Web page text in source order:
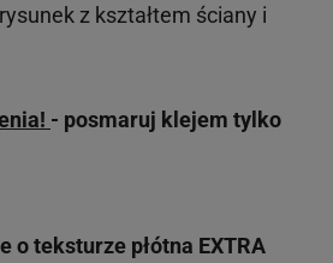
z kształtem ściany i
- posmaruj klejem tylko
oteksturze płótna EXTRA